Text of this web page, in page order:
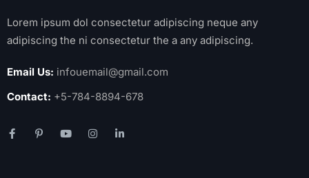
Lorem ipsum dol consectetur adipiscing neque any
adipiscing the ni consectetur the a any adipiscing.
Email Us: infouemail@gmail.com
Contact: +5-784-8894-678